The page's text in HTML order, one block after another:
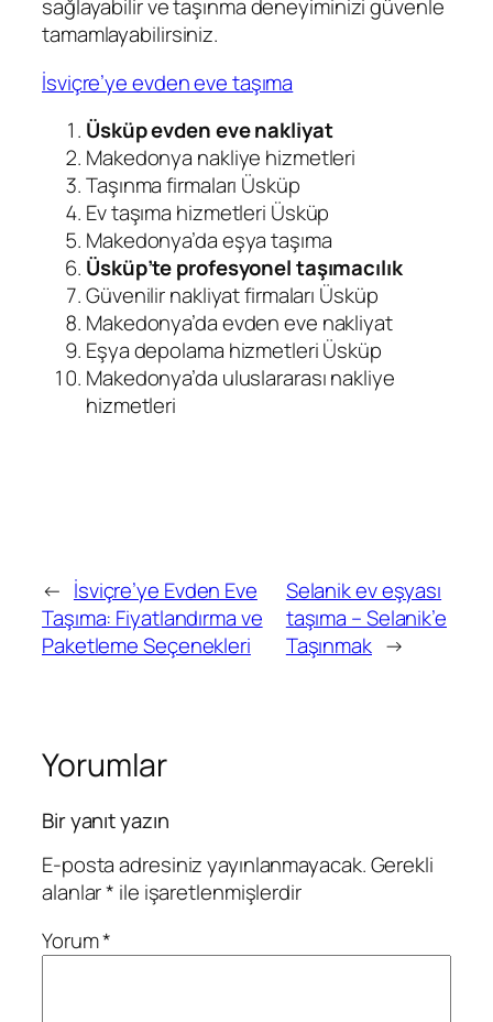
sağlayabilir ve taşınma deneyiminizi güvenle
tamamlayabilirsiniz.
İsviçre’ye evden eve taşıma
Üsküp evden eve nakliyat
Makedonya nakliye hizmetleri
Taşınma firmaları Üsküp
Ev taşıma hizmetleri Üsküp
Makedonya’da eşya taşıma
Üsküp’te profesyonel taşımacılık
Güvenilir nakliyat firmaları Üsküp
Makedonya’da evden eve nakliyat
Eşya depolama hizmetleri Üsküp
Makedonya’da uluslararası nakliye
hizmetleri
← İsviçre’ye Evden Eve
Taşıma: Fiyatlandırma ve
Paketleme Seçenekleri
Selanik ev eşyası
taşıma – Selanik’e
Taşınmak →
Yorumlar
Bir yanıt yazın
E-posta adresiniz yayınlanmayacak.Gerekli
alanlar* ile işaretlenmişlerdir
Yorum*